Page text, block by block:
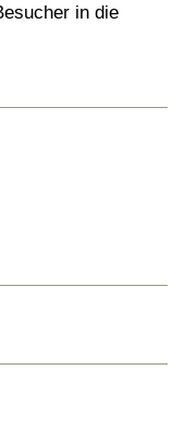
in die